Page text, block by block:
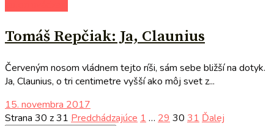
Tomáš Repčiak: Ja, Claunius
Červeným nosom vládnem tejto ríši, sám sebe bližší na dotyk.
Ja, Claunius, o tri centimetre vyšší ako môj svet z...
15. novembra 2017
Strana 30 z 31 Predchádzajúce 1 … 29 30 31 Ďalej